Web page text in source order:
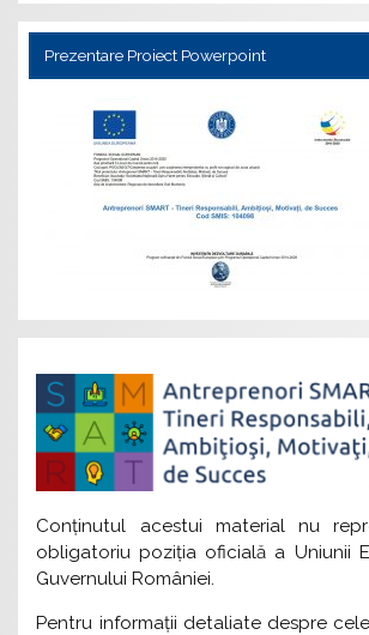
Prezentare Proiect Powerpoint
Conţinutul acestui material nu
obligatoriu poziţia oficială a Uniunii
Guvernului României.
Pentru informaţii detaliate despre